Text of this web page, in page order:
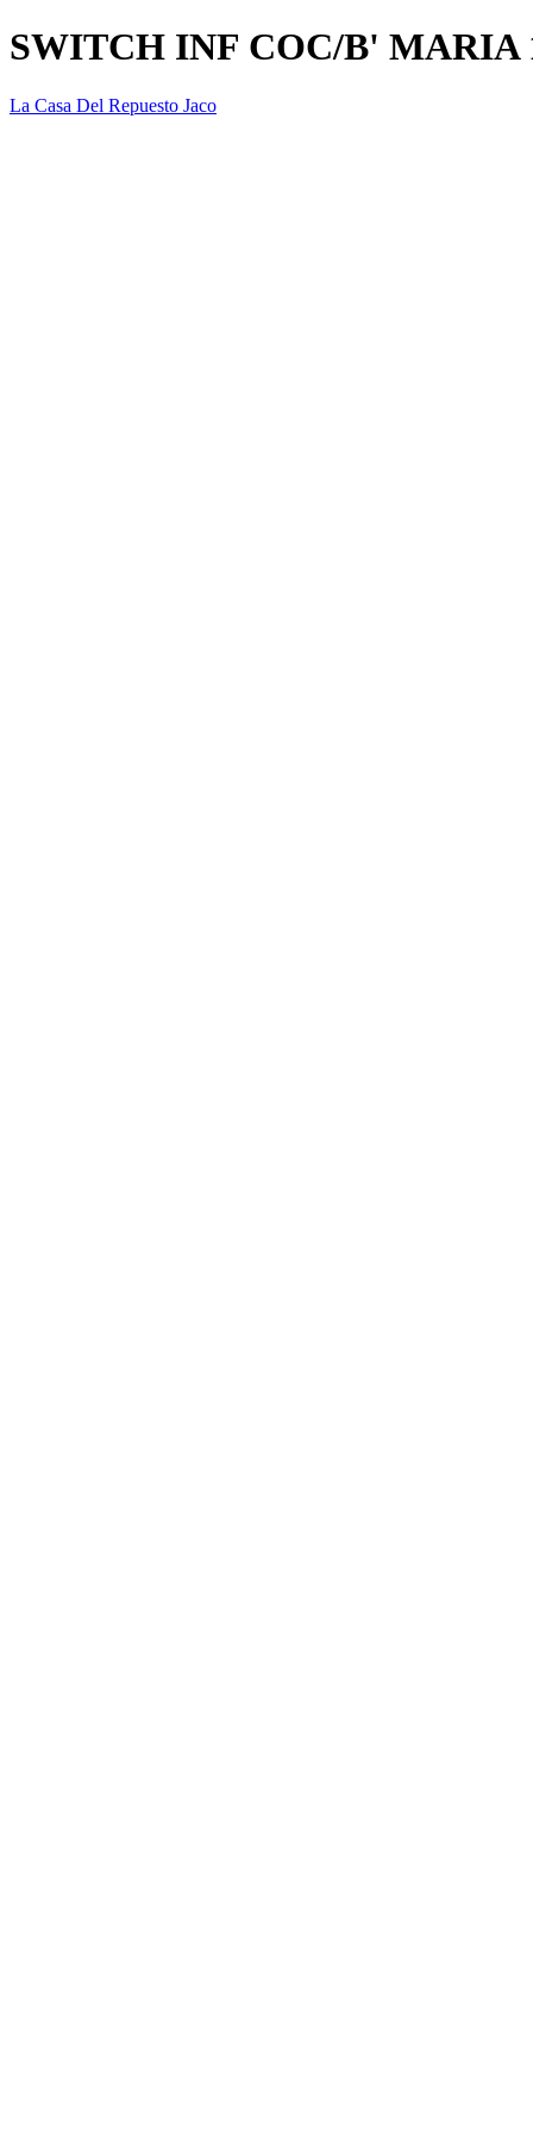
SWITCH INF COC/B' MARIA
La Casa Del Repuesto Jaco